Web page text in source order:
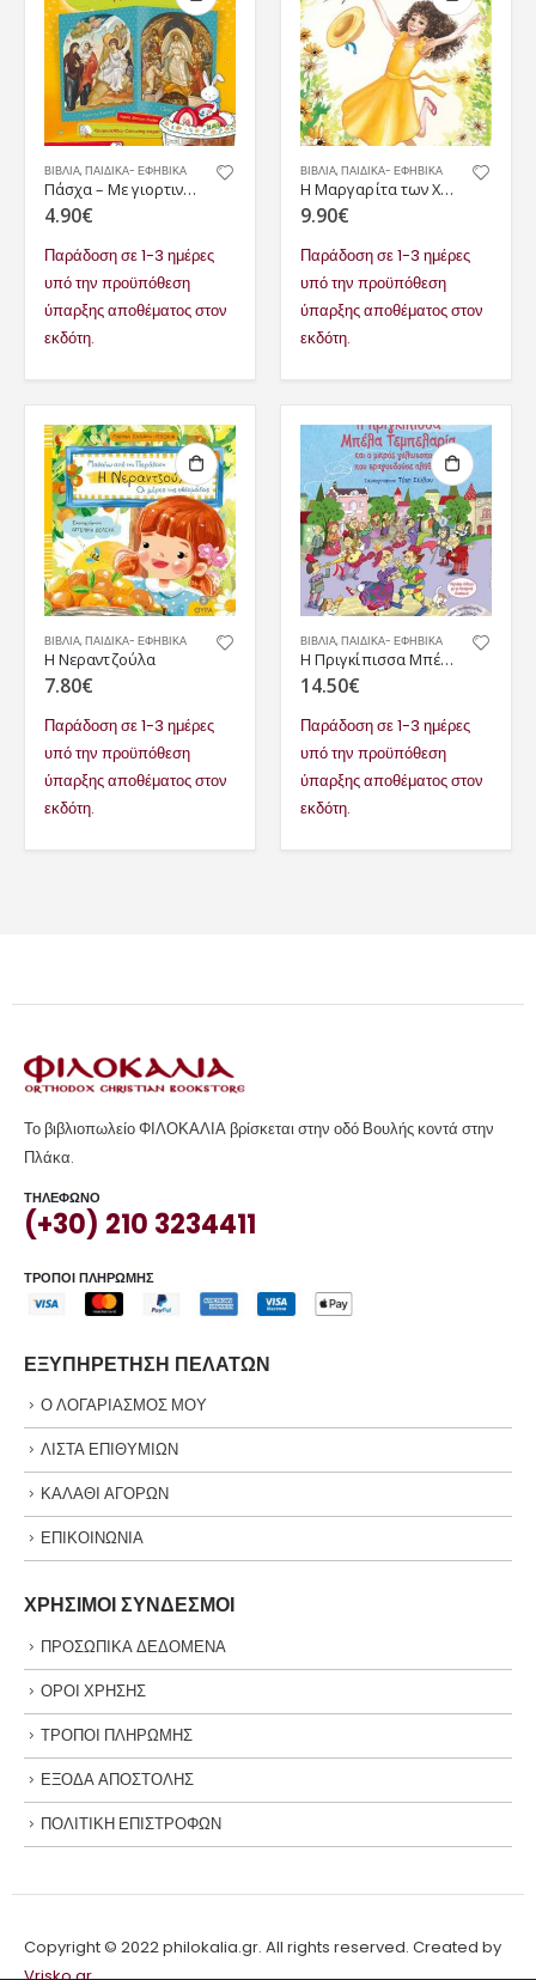
ΒΙΒΛΙΑ,ΠΑΙΔΙΚΆ- ΕΦΗΒΙΚΆ
Πάσχα – Με γιορτινές κατασκευές και χειροτεχνίες/I love to craft
4.90€
Παράδοση σε 1-3 ημέρες
υπό την προϋπόθεση
ύπαρξης αποθέματος στον
εκδότη.
ΒΙΒΛΙΑ,ΠΑΙΔΙΚΆ- ΕΦΗΒΙΚΆ
Η Μαργαρίτα των Χελιδονιών
9.90€
Παράδοση σε 1-3 ημέρες
υπό την προϋπόθεση
ύπαρξης αποθέματος στον
εκδότη.
ΒΙΒΛΙΑ,ΠΑΙΔΙΚΆ- ΕΦΗΒΙΚΆ
Η Νεραντζούλα
7.80€
Παράδοση σε 1-3 ημέρες
υπό την προϋπόθεση
ύπαρξης αποθέματος στον
εκδότη.
ΒΙΒΛΙΑ,ΠΑΙΔΙΚΆ- ΕΦΗΒΙΚΆ
Η Πριγκίπισσα Μπέλα Τεμπελαρία και ο Μικρός Γελωτοποιός, που Τραγουδούσε Αλήθειες
14.50€
Παράδοση σε 1-3 ημέρες
υπό την προϋπόθεση
ύπαρξης αποθέματος στον
εκδότη.
Το βιβλιοπωλείο ΦΙΛΟΚΑΛΙΑ βρίσκεται στην οδό Βουλής κοντά στην
Πλάκα.
ΤΗΛΕΦΩΝΟ
(+30) 210 3234411
ΤΡΟΠΟΙ ΠΛΗΡΩΜΗΣ
ΕΞΥΠΗΡΕΤΗΣΗ ΠΕΛΑΤΩΝ
Ο ΛΟΓΑΡΙΑΣΜΟΣ ΜΟΥ
ΛΙΣΤΑ ΕΠΙΘΥΜΙΩΝ
ΚΑΛΑΘΙ ΑΓΟΡΩΝ
ΕΠΙΚΟΙΝΩΝΙΑ
ΧΡΗΣΙΜΟΙ ΣΥΝΔΕΣΜΟΙ
ΠΡΟΣΩΠΙΚΑ ΔΕΔΟΜΕΝΑ
ΟΡΟΙ ΧΡΗΣΗΣ
ΤΡΟΠΟΙ ΠΛΗΡΩΜΗΣ
ΕΞΟΔΑ ΑΠΟΣΤΟΛΗΣ
ΠΟΛΙΤΙΚΗ ΕΠΙΣΤΡΟΦΩΝ
Copyright © 2022 philokalia.gr. All rights reserved. Created by
Vrisko.gr